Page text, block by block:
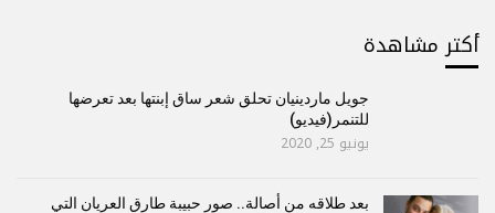
أكتر مشاهدة
جويل ماردينيان تحلق شعر ساق إبنتها بعد تعرضها
للتنمر(فيديو)
يونيو 25, 2020
بعد طلاقه من أصالة.. صور حبيبة طارق العريان التي